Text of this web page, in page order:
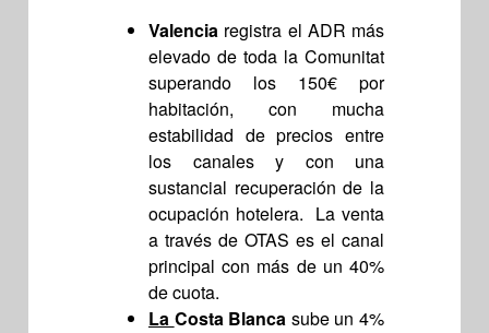
Valencia registra el ADR más
elevado de toda la Comunitat
superando los 150€ por
habitación, con mucha
estabilidad de precios entre
los canales y con una
sustancial recuperación de la
ocupación hotelera. La venta
a través de OTAS es el canal
principal con más de un 40%
de cuota.
La Costa Blanca sube un 4%